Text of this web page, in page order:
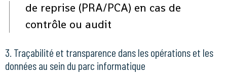
de reprise (PRA/PCA) en cas de
contrôle ou audit
3. Traçabilité et transparence dans les opérations et les
données au sein du parc informatique